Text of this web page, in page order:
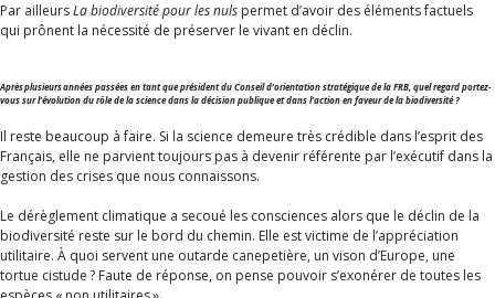
Par ailleursLa biodiversité pour les nuls permet d’avoir des éléments factuels
qui prônent la nécessité de préserver le vivant en déclin.
Après plusieurs années passées en tant que président du Conseil d’orientation stratégique de la FRB, quel regard portez-
vous sur l’évolution du rôle de la science dans la décision publique et dans l’action en faveur de la biodiversité ?
Il reste beaucoup à faire. Si la science demeure très crédible dans l’esprit des
Français, elle ne parvient toujours pas à devenir référente par l’exécutif dans la
gestion des crises que nous connaissons.
Le dérèglement climatique a secoué les consciences alors que le déclin de la
biodiversité reste sur le bord du chemin. Elle est victime de l’appréciation
utilitaire. À quoi servent une outarde canepetière, un vison d’Europe, une
tortue cistude ? Faute de réponse, on pense pouvoir s’exonérer de toutes les